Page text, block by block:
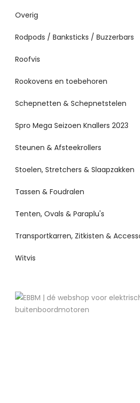
Overig
Rodpods / Banksticks / Buzzerbars
Roofvis
Rookovens en toebehoren
Schepnetten & Schepnetstelen
Spro Mega Seizoen Knallers 2023
Steunen & Afsteekrollers
Stoelen, Stretchers & Slaapzakken
Tassen & Foudralen
Tenten, Ovals & Paraplu's
Transportkarren, Zitkisten &
Witvis